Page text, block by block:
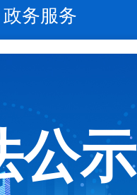
政务服务
公示